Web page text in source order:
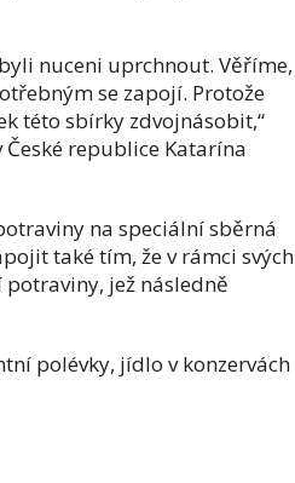
nuceni uprchnout. Věříme,
se zapojí. Protože
této sbírky zdvojnásobit,“
republice Katarína
na speciální sběrná
také tím, že v rámci svých
jež následně
polévky, jídlo v konzervách